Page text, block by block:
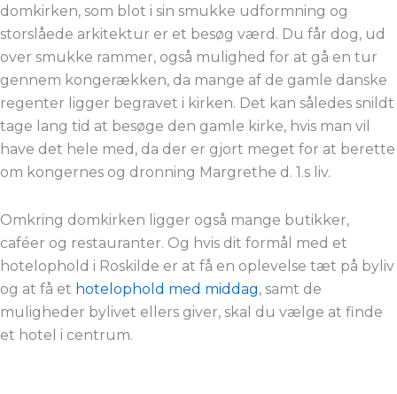
domkirken, som blot i sin smukke udformning og
storslåede arkitektur er et besøg værd. Du får dog, ud
over smukke rammer, også mulighed for at gå en tur
gennem kongerækken, da mange af de gamle danske
regenter ligger begravet i kirken. Det kan således snildt
tage lang tid at besøge den gamle kirke, hvis man vil
have det hele med, da der er gjort meget for at berette
om kongernes og dronning Margrethe d. 1.s liv.
Omkring domkirken ligger også mange butikker,
caféer og restauranter. Og hvis dit formål med et
hotelophold i Roskilde er at få en oplevelse tæt på byliv
og at få et hotelophold med middag, samt de
muligheder bylivet ellers giver, skal du vælge at finde
et hotel i centrum.